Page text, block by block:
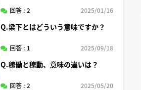
回答 : 2 2025/01/16
Q.梁下とはどういう意味ですか？
回答 : 1 2025/09/18
Q.稼働と稼動、意味の違いは？
回答 : 2 2025/05/20